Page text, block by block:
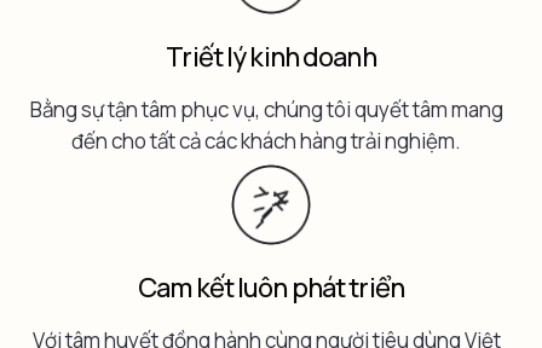
Triết lý kinh doanh
Bằng sự tận tâm phục vụ, chúng tôi quyết tâm mang
đến cho tất cả các khách hàng trải nghiệm.
Cam kết luôn phát triển
Với tâm huyết đồng hành cùng người tiêu dùng Việt